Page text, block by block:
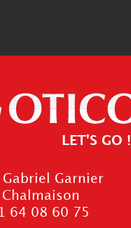
LET'S GO !
Garnier
64 08 60 75